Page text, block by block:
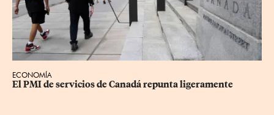
ECONOMÍA
El PMI de servicios de Canadá repunta ligeramente